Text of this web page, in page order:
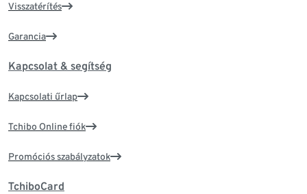
Visszatérítés
Garancia
Kapcsolat & segítség
Kapcsolati űrlap
Tchibo Online fiók
Promóciós szabályzatok
TchiboCard